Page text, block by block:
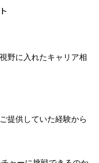
野に入れたキャリア相
提供していた経験から